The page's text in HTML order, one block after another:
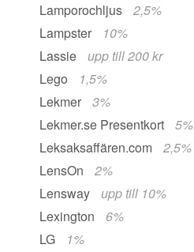
Lamporochljus
2,5%
Lampster
10%
Lassie
upp till 200 kr
Lego
1,5%
Lekmer
3%
Lekmer.se Presentkort
5%
Leksaksaffären.com
2,5%
LensOn
2%
Lensway
upp till 10%
Lexington
6%
LG
1%